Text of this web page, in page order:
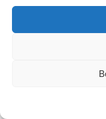
© 2013 - 2026 De